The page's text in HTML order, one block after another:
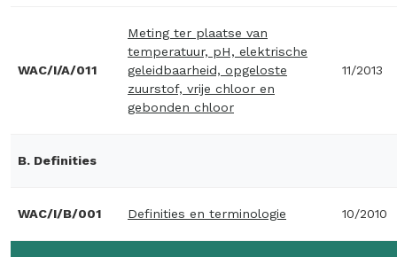
WAC/I/A/011
Meting ter plaatse van
temperatuur, pH, elektrische
geleidbaarheid, opgeloste
zuurstof, vrije chloor en
gebonden chloor
11/2013
B. Definities
WAC/I/B/001 Definities en terminologie 10/2010